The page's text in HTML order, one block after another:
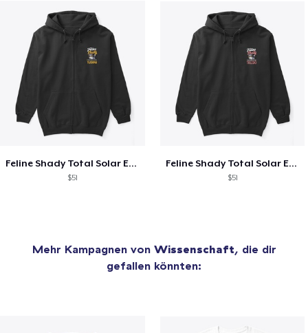
Feline Shady Total Solar Eclipse Tijuana
$51
Feline Shady Total Solar Eclipse Toledo
$51
Mehr Kampagnen von Wissenschaft, die dir
gefallen könnten: